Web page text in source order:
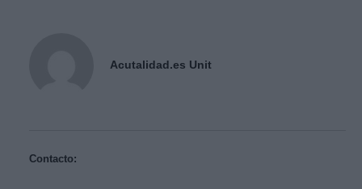
Acutalidad.es Unit
Contacto: